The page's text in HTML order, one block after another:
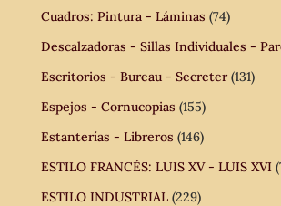
Cuadros: Pintura - Láminas (74)
Descalzadoras - Sillas Individuales -
Escritorios - Bureau - Secreter (131)
Espejos - Cornucopias (155)
Estanterías - Libreros (146)
ESTILO FRANCÉS: LUIS XV - LUIS XVI
ESTILO INDUSTRIAL (229)